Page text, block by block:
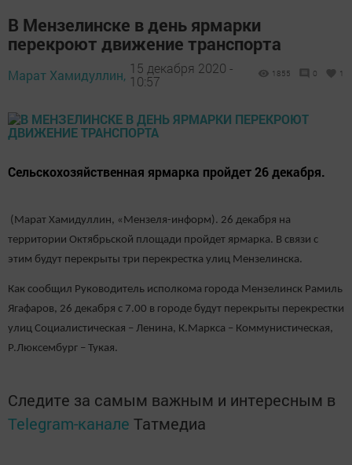
В Мензелинске в день ярмарки
перекроют движение транспорта
Марат Хамидуллин, 15 декабря 2020 -
10:57
1855 0 1
Сельскохозяйственная ярмарка пройдет 26 декабря.
(Марат Хамидуллин, «Мензеля-информ). 26 декабря на
территории Октябрьской площади пройдет ярмарка. В связи с
этим будут перекрыты три перекрестка улиц Мензелинска.
Как сообщил Руководитель исполкома города Мензелинск Рамиль
Ягафаров, 26 декабря с 7.00 в городе будут перекрыты перекрестки
улиц Социалистическая – Ленина, К.Маркса – Коммунистическая,
Р.Люксембург – Тукая.
Следите за самым важным и интересным в
Telegram-канале Татмедиа